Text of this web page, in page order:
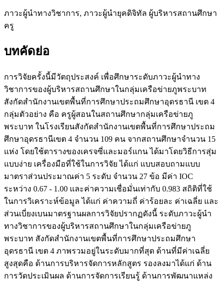
ภาวะผู้นำทางวิชาการ, ภาวะผู้นำยุคดิจิทัล ผู้บริหารสถานศึกษา
ครู
บทคัดย่อ
การวิจัยครั้งนี้มีวัตถุประสงค์ เพื่อศึกษาระดับภาวะผู้นําทาง
วิชาการของผู้บริหารสถานศึกษาในกลุ่มเครือข่ายภูพระบาท
สังกัดสำนักงานเขตพื้นที่การศึกษาประถมศึกษาอุดรธานี เขต 4
กลุ่มตัวอย่าง คือ ครูผู้สอนในสถานศึกษากลุ่มเครือข่ายภู
พระบาท ในโรงเรียนสังกัดสำนักงานเขตพื้นที่การศึกษาประถม
ศึกษาอุดรธานีเขต 4 จำนวน 109 คน จากสถานศึกษาจำนวน 15
แห่ง โดยใช้ตารางของเครจซี่และมอร์แกน ได้มาโดยวิธีการสุ่ม
แบบง่าย เครื่องมือที่ใช้ในการวิจัย ได้แก่ แบบสอบถามแบบ
มาตราส่วนประมาณค่า 5 ระดับ จำนวน 27 ข้อ มีค่า IOC
ระหว่าง 0.67 - 1.00 และค่าความเชื่อมั่นเท่ากับ 0.983 สถิติที่ใช้
ในการวิเคราะห์ข้อมูล ได้แก่ ค่าความถี่ ค่าร้อยละ ค่าเฉลี่ย และ
ส่วนเบี่ยงเบนมาตรฐานผลการวิจัยปรากฏดังนี้ ระดับภาวะผู้นำ
ทางวิชาการของผู้บริหารสถานศึกษาในกลุ่มเครือข่ายภู
พระบาท สังกัดสำนักงานเขตพื้นที่การศึกษาประถมศึกษา
อุดรธานี เขต 4 ภาพรวมอยู่ในระดับมากที่สุด ด้านที่มีค่าเฉลี่ย
สูงสุดคือ ด้านการบริหารจัดการหลักสูตร รองลงมาได้แก่ ด้าน
การวัดประเมินผล ด้านการจัดการเรียนรู้ ด้านการพัฒนาแหล่ง